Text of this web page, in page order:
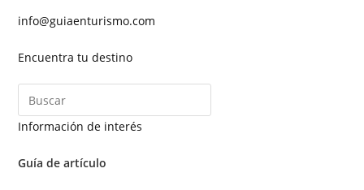
info@guiaenturismo.com
Encuentra tu destino
Información de interés
Guía de artículo